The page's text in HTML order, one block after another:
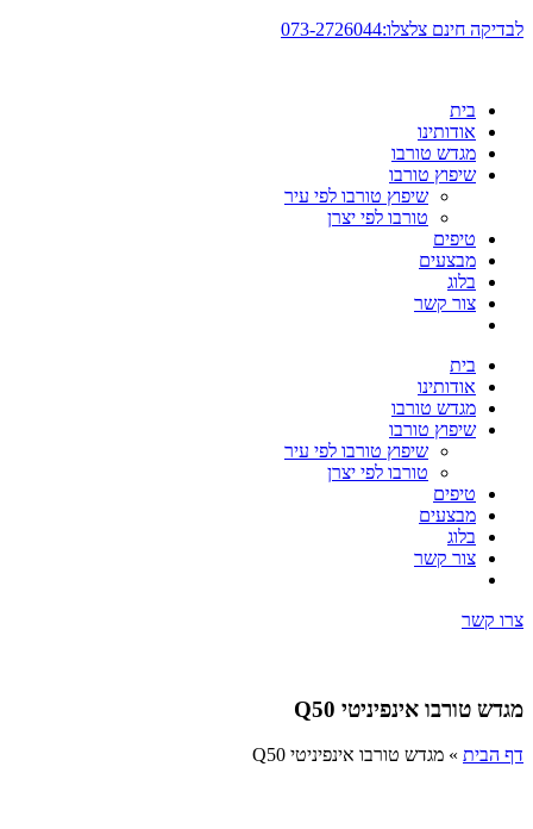
דלג
לבדיקה חינם צלצלו:073-2726044
בית
אודותינו
מגדש טורבו
שיפוץ טורבו
שיפוץ טורבו לפי עיר
טורבו לפי יצרן
טיפים
מבצעים
בלוג
צור קשר
בית
אודותינו
מגדש טורבו
שיפוץ טורבו
שיפוץ טורבו לפי עיר
טורבו לפי יצרן
טיפים
מבצעים
בלוג
צור קשר
צרו קשר
מגדש טורבו אינפיניטי Q50
דף הבית » מגדש טורבו אינפיניטי Q50